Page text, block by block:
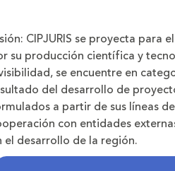
CIPJURIS se proyecta para
su producción científica y
se encuentre en
del desarrollo de
a partir de sus líneas
con entidades
el desarrollo de la región.